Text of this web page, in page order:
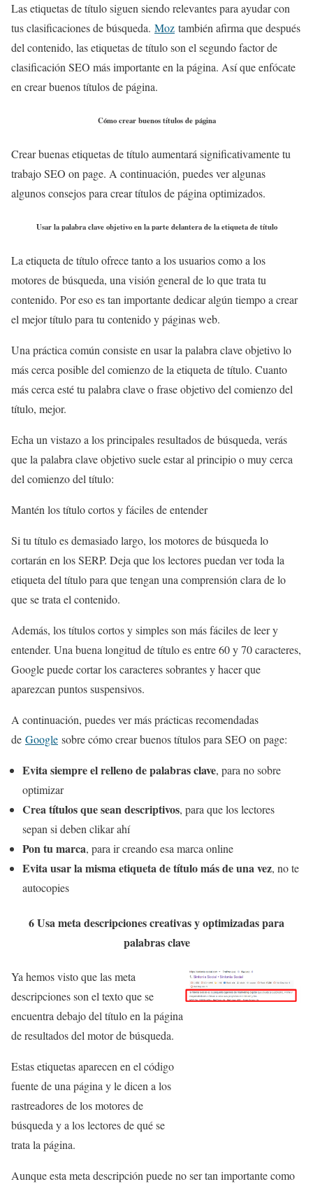
Las etiquetas de título siguen siendo relevantes para ayudar con
tus clasificaciones de búsqueda. Moz también afirma que después
del contenido, las etiquetas de título son el segundo factor de
clasificación SEO más importante en la página. Así que enfócate
en crear buenos títulos de página.
Cómo crear buenos títulos de página
Crear buenas etiquetas de título aumentará significativamente tu
trabajo SEO on page. A continuación, puedes ver algunas
algunos consejos para crear títulos de página optimizados.
Usar la palabra clave objetivo en la parte delantera de la etiqueta de título
La etiqueta de título ofrece tanto a los usuarios como a los
motores de búsqueda, una visión general de lo que trata tu
contenido. Por eso es tan importante dedicar algún tiempo a crear
el mejor título para tu contenido y páginas web.
Una práctica común consiste en usar la palabra clave objetivo lo
más cerca posible del comienzo de la etiqueta de título. Cuanto
más cerca esté tu palabra clave o frase objetivo del comienzo del
título, mejor.
Echa un vistazo a los principales resultados de búsqueda, verás
que la palabra clave objetivo suele estar al principio o muy cerca
del comienzo del título:
Mantén los título cortos y fáciles de entender
Si tu título es demasiado largo, los motores de búsqueda lo
cortarán en los SERP. Deja que los lectores puedan ver toda la
etiqueta del título para que tengan una comprensión clara de lo
que se trata el contenido.
Además, los títulos cortos y simples son más fáciles de leer y
entender. Una buena longitud de título es entre 60 y 70 caracteres,
Google puede cortar los caracteres sobrantes y hacer que
aparezcan puntos suspensivos.
A continuación, puedes ver más prácticas recomendadas
de Google sobre cómo crear buenos títulos para SEO on page:
Evita siempre el relleno de palabras clave, para no sobre
optimizar
Crea títulos que sean descriptivos, para que los lectores
sepan si deben clikar ahí
Pon tu marca, para ir creando esa marca online
Evita usar la misma etiqueta de título más de una vez, no te
autocopies
6 Usa meta descripciones creativas y optimizadas para
palabras clave
Ya hemos visto que las meta
descripciones son el texto que se
encuentra debajo del título en la página
de resultados del motor de búsqueda.
Estas etiquetas aparecen en el código
fuente de una página y le dicen a los
rastreadores de los motores de
búsqueda y a los lectores de qué se
trata la página.
Aunque esta meta descripción puede no ser tan importante como